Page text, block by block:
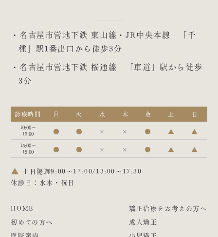
・名古屋市営地下鉄 東山線・JR中央本線 「千
種」駅1番出口から徒歩3分
・名古屋市営地下鉄 桜通線 「車道」駅から徒歩
3分
診療時間 月 火 水 木 金 土 日
10:00～
13:00
● ● × × ● ▲ ▲
15:00～
19:00
● ● × × ● ▲ ▲
▲ 土日隔週9:00～12:00/13:00～17:30
休診日：水木・祝日
HOME
初めての方へ
医院案内
矯正治療をお考えの方へ
成人矯正
小児矯正